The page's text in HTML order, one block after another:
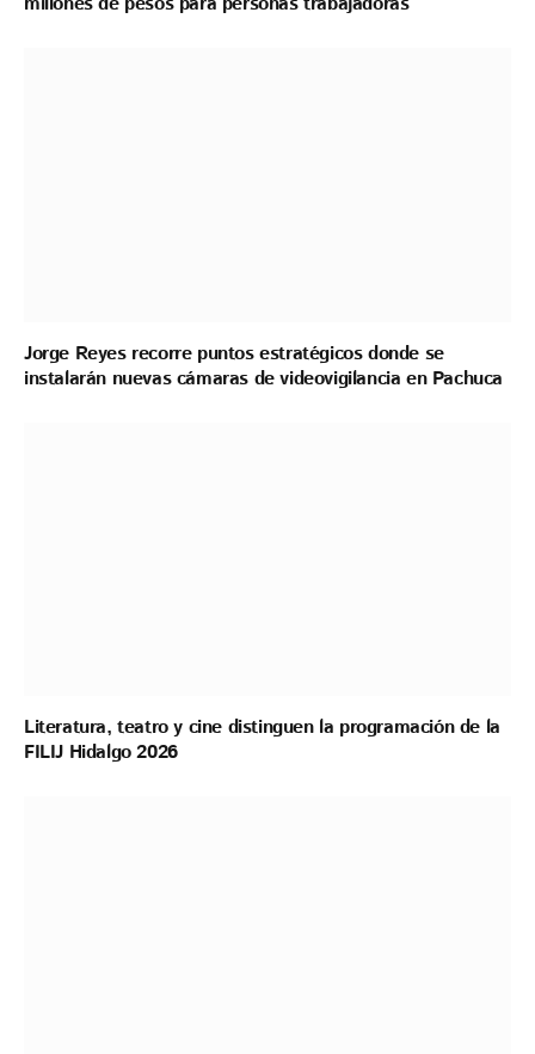
Jorge Reyes recorre puntos estratégicos donde se
instalarán nuevas cámaras de videovigilancia en Pachuca
Literatura, teatro y cine distinguen la programación de la
FILIJ Hidalgo 2026